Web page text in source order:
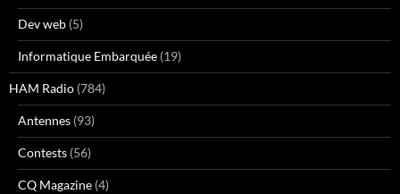
Dev web (5)
Informatique Embarquée (19)
HAM Radio (784)
Antennes (93)
Contests (56)
CQ Magazine (4)